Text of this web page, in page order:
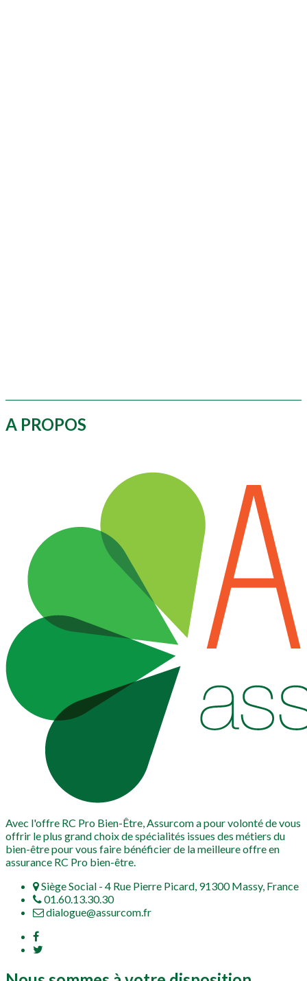
A PROPOS
Avec l'offre RC Pro Bien-Être, Assurcom a pour volonté de vous
offrir le plus grand choix de spécialités issues des métiers du
bien-être pour vous faire bénéficier de la meilleure offre en
assurance RC Pro bien-être.
Siège Social - 4 Rue Pierre Picard, 91300 Massy, France
01.60.13.30.30
dialogue@assurcom.fr